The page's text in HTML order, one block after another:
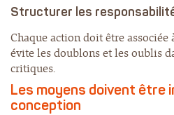
Structurer les
Chaque action doit être associée
évite les doublons et les oublis
critiques.
Les moyens doivent être
conception